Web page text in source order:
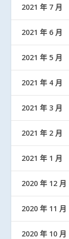
2021 年 7 月
2021 年 6 月
2021 年 5 月
2021 年 4 月
2021 年 3 月
2021 年 2 月
2021 年 1 月
2020 年 12 月
2020 年 11 月
2020 年 10 月